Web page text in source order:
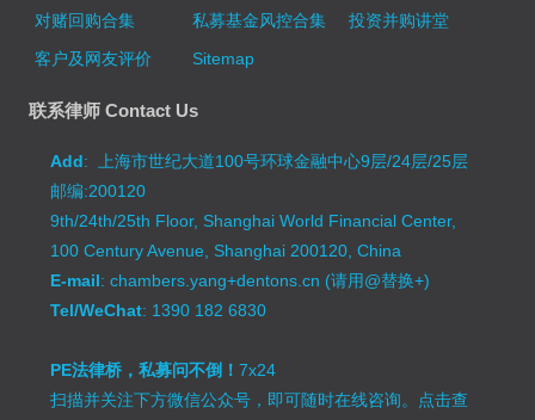
对赌回购合集
私募基金风控合集
投资并购讲堂
客户及网友评价
Sitemap
联系律师 Contact Us
Add: 上海市世纪大道100号环球金融中心9层/24层/25层
邮编:200120
9th/24th/25th Floor, Shanghai World Financial Center,
100 Century Avenue, Shanghai 200120, China
E-mail: chambers.yang+dentons.cn (请用@替换+)
Tel/WeChat: 1390 182 6830
PE法律桥，私募问不倒！7x24
扫描并关注下方微信公众号，即可随时在线咨询。 点击查